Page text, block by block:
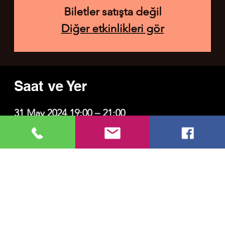
Biletler satışta değil
Diğer etkinlikleri gör
Saat ve Yer
31 May 2024 19:00 – 21:00
KMK SANAT, Erenköy, Kazım Karabekirpaşa
Sok. No:8, 34738 Kadıköy/İstanbul, Türkiye